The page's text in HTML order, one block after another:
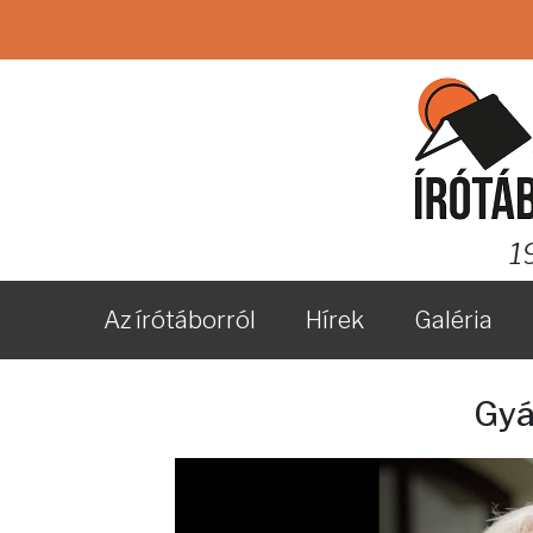
Az írótáborról Hírek Galéria